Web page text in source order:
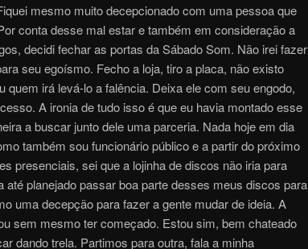
mesmo muito decepcionado com uma pessoa que
conta desse mal estar e também em consideração a
decidi fechar as portas da Sábado Som. Não irei fazer
seu egoísmo. Fecho a loja, tiro a placa, não existo
quem irá levá-lo a falência. Deixa ele com seu engodo,
A ironia de tudo isso é que eu havia montado esse
a buscar junto dele uma parceria. Nada hoje em dia
também sou funcionário público e a partir do próximo
presenciais, sei que a lojinha de discos não iria para
até planejado passar boa parte desses meus discos para
uma decepção para fazer a gente mudar de ideia. A
sem mesmo ter começado. Estou sim, bem chateado
dando trela. Partimos para outra, fala a minha